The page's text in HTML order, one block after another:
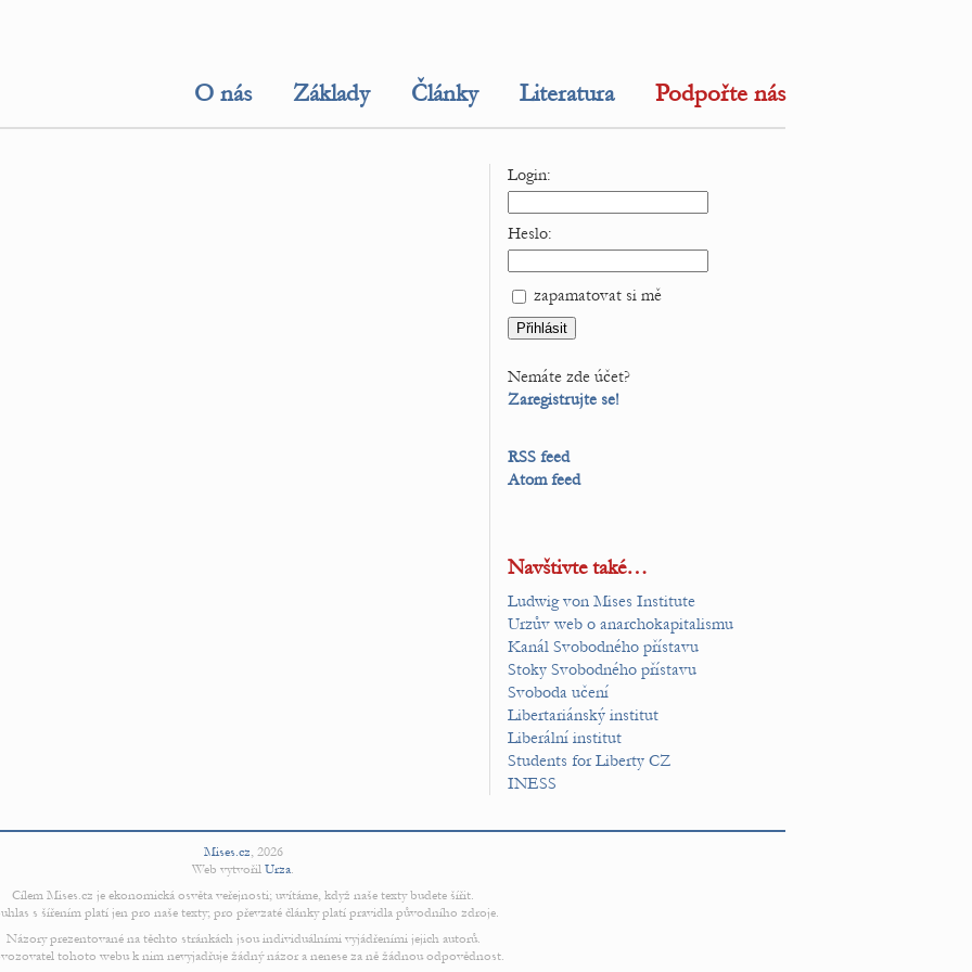
O nás Základy Články Literatura Podpořte nás
Login:
Heslo:
zapamatovat si mě
Nemáte zde účet?
Zaregistrujte se!
RSS feed
Atom feed
Navštivte také…
Ludwig von Mises Institute
Urzův web o anarchokapitalismu
Kanál Svobodného přístavu
Stoky Svobodného přístavu
Svoboda učení
Libertariánský institut
Liberální institut
Students for Liberty CZ
INESS
Mises.cz, 2026
Web vytvořil Urza.
Cílem Mises.cz je ekonomická osvěta veřejnosti; uvítáme, když naše texty budete šířit.
s šířením platí jen pro naše texty; pro převzaté články platí pravidla původního zdroje.
Názory prezentované na těchto stránkách jsou individuálními vyjádřeními jejich autorů.
tohoto webu k nim nevyjadřuje žádný názor a nenese za ně žádnou odpovědnost.